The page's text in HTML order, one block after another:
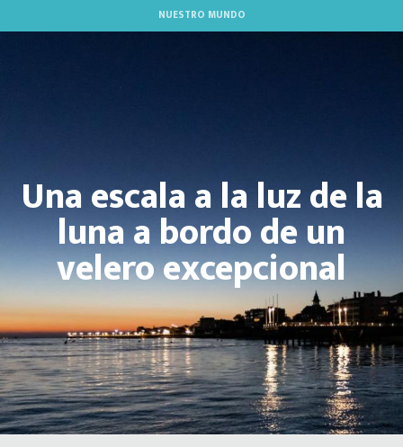
au
NUESTRO MUNDO
Una escala a la luz de la
luna a bordo de un
velero excepcional